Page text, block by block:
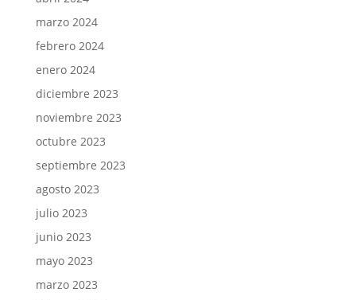
marzo 2024
febrero 2024
enero 2024
diciembre 2023
noviembre 2023
octubre 2023
septiembre 2023
agosto 2023
julio 2023
junio 2023
mayo 2023
marzo 2023